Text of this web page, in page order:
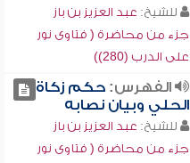
للشيخ: عبد العزيز بن باز
جزء من محاضرة ( فتاوى نور
على الدرب (280))
الفهرس:حكم زكاة
الحلي وبيان نصابه
للشيخ: عبد العزيز بن باز
جزء من محاضرة ( فتاوى نور